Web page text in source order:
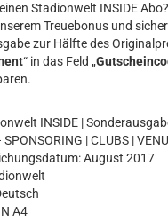
Stadionwelt INSIDE
Treuebonus und
zur Hälfte des
“ in das Feld „
INSIDE |
| CLUBS |
August 2017
A4